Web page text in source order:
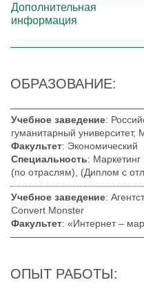
Дополнительная
информация
ОБРАЗОВАНИЕ:
Учебное заведение:
гуманитарный университет,
Факультет: Экономический
Специальность:
(по отраслям), (Диплом с
Учебное заведение:
Convert Monster
Факультет: «Интернет –
ОПЫТ РАБОТЫ: